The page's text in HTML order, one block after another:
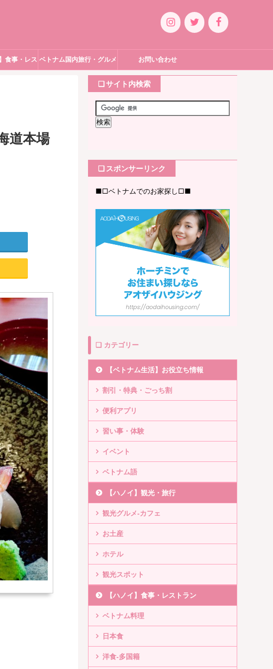
食事・レス ベトナム国内旅行・グルメ お問い合わせ
道本場
❏ サイト内検索
❏ スポンサーリンク
■□ベトナムでのお家探し□■
❏ カテゴリー
【ベトナム生活】お役立ち情報
割引・特典・ごっち割
便利アプリ
習い事・体験
イベント
ベトナム語
【ハノイ】観光・旅行
観光グルメ-カフェ
お土産
ホテル
観光スポット
【ハノイ】食事・レストラン
ベトナム料理
日本食
洋食-多国籍